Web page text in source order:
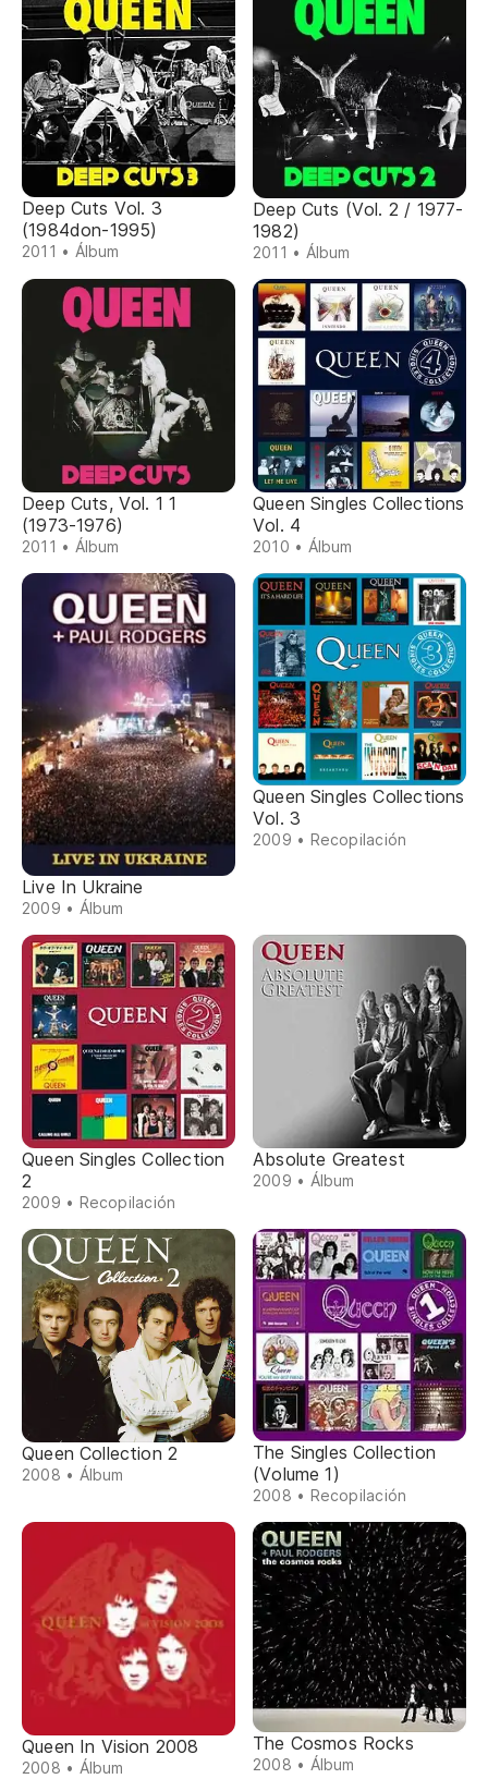
Deep Cuts Vol. 3
(1984don-1995)
2011 • Álbum
Deep Cuts (Vol. 2 / 1977-
1982)
2011 • Álbum
Deep Cuts, Vol. 1 1
(1973-1976)
2011 • Álbum
Queen Singles Collections
Vol. 4
2010 • Álbum
Live In Ukraine
2009 • Álbum
Queen Singles Collections
Vol. 3
2009 • Recopilación
Queen Singles Collection
2
2009 • Recopilación
Absolute Greatest
2009 • Álbum
Queen Collection 2
2008 • Álbum
The Singles Collection
(Volume 1)
2008 • Recopilación
Queen In Vision 2008
2008 • Álbum
The Cosmos Rocks
2008 • Álbum